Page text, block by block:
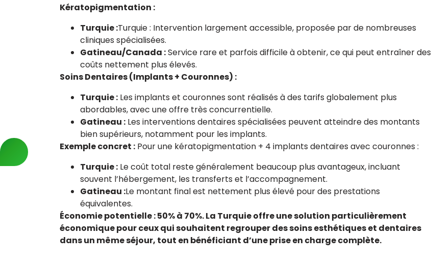
Kératopigmentation :
Turquie :Turquie : Intervention largement accessible, proposée par de nombreuses
cliniques spécialisées.
Gatineau/Canada :Service rare et parfois difficile à obtenir, ce qui peut entraîner des
coûts nettement plus élevés.
Soins Dentaires (Implants + Couronnes) :
Turquie : Les implants et couronnes sont réalisés à des tarifs globalement plus
abordables, avec une offre très concurrentielle.
Gatineau : Les interventions dentaires spécialisées peuvent atteindre des montants
bien supérieurs, notamment pour les implants.
Exemple concret : Pour une kératopigmentation + 4 implants dentaires avec couronnes :
Turquie : Le coût total reste généralement beaucoup plus avantageux, incluant
souvent l’hébergement, les transferts et l’accompagnement.
Gatineau :Le montant final est nettement plus élevé pour des prestations
équivalentes.
Économie potentielle : 50% à 70%. La Turquie offre une solution particulièrement
économique pour ceux qui souhaitent regrouper des soins esthétiques et dentaires
dans un même séjour, tout en bénéficiant d’une prise en charge complète.